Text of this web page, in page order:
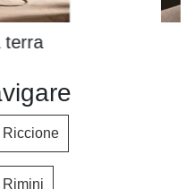
terra
Riccione
Rimini